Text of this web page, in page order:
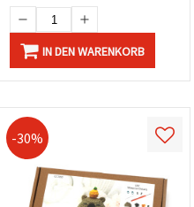
IN DEN WARENKORB
-30%